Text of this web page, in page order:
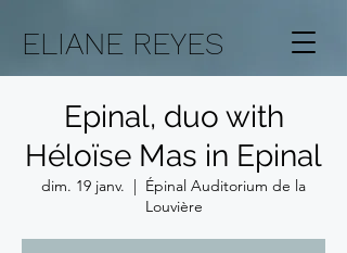
ELIANE REYES
Epinal, duo with
Héloïse Mas in Epinal
dim. 19 janv.
  |
Épinal Auditorium de la
Louvière